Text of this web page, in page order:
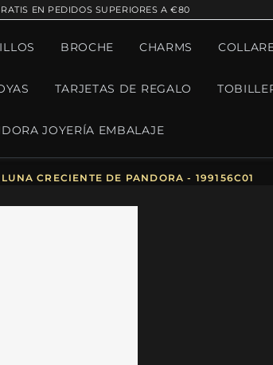
EN PEDIDOS SUPERIORES A €80
BROCHE CHARMS
TARJETAS DE REGALO
JOYERÍA EMBALAJE
CRECIENTE DE PANDORA - 199156C01